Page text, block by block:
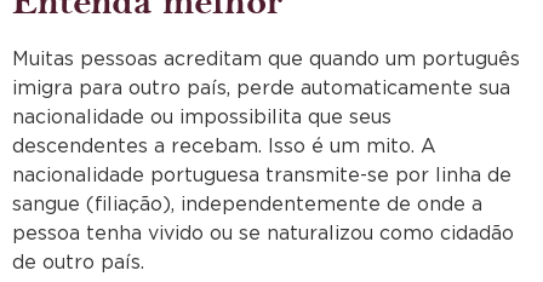
Muitas pessoas acreditam que quando um português
imigra para outro país, perde automaticamente sua
nacionalidade ou impossibilita que seus
descendentes a recebam. Isso é um mito. A
nacionalidade portuguesa transmite-se por linha de
sangue (filiação), independentemente de onde a
pessoa tenha vivido ou se naturalizou como cidadão
de outro país.